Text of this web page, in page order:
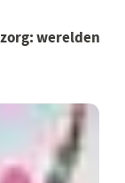
werelden